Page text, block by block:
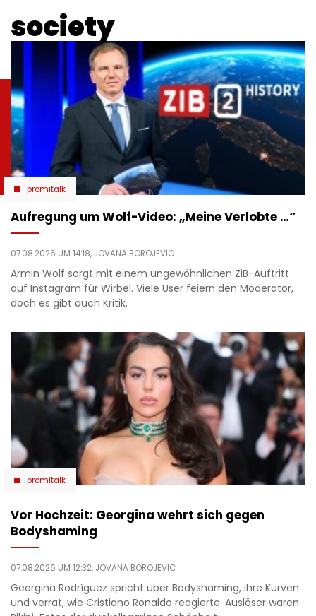
society
promitalk
Aufregung um Wolf-Video: „Meine Verlobte …“
07.08.2026 UM 14:18, JOVANA BOROJEVIC
Armin Wolf sorgt mit einem ungewöhnlichen ZiB-Auftritt
auf Instagram für Wirbel. Viele User feiern den Moderator,
doch es gibt auch Kritik.
promitalk
Vor Hochzeit: Georgina wehrt sich gegen
Bodyshaming
07.08.2026 UM 12:32, JOVANA BOROJEVIC
Georgina Rodríguez spricht über Bodyshaming, ihre Kurven
und verrät, wie Cristiano Ronaldo reagierte. Auslöser waren